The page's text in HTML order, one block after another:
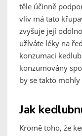
těle účinně
vliv má tato
zvyšuje její
užíváte léky na
konzumaci
konzumovány
by se takto
Jak
Kromě toho, že